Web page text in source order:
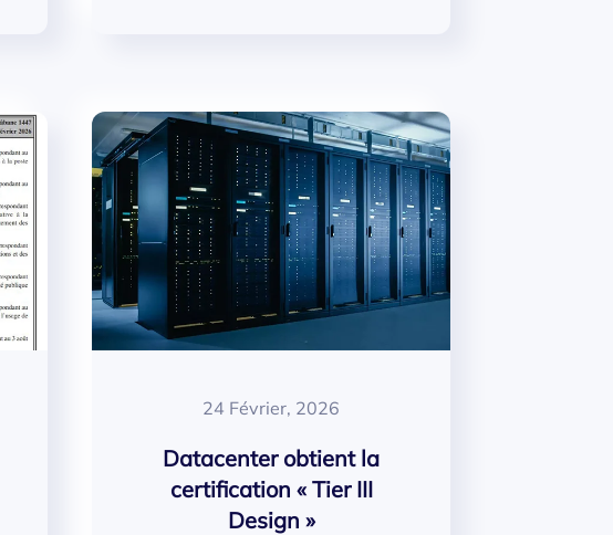
24 Février, 2026
Datacenter obtient la
certification « Tier III
Design »